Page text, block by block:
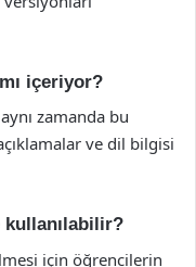
içeriyor?
zamanda bu
ve dil bilgisi
kullanılabilir?
için öğrencilerin